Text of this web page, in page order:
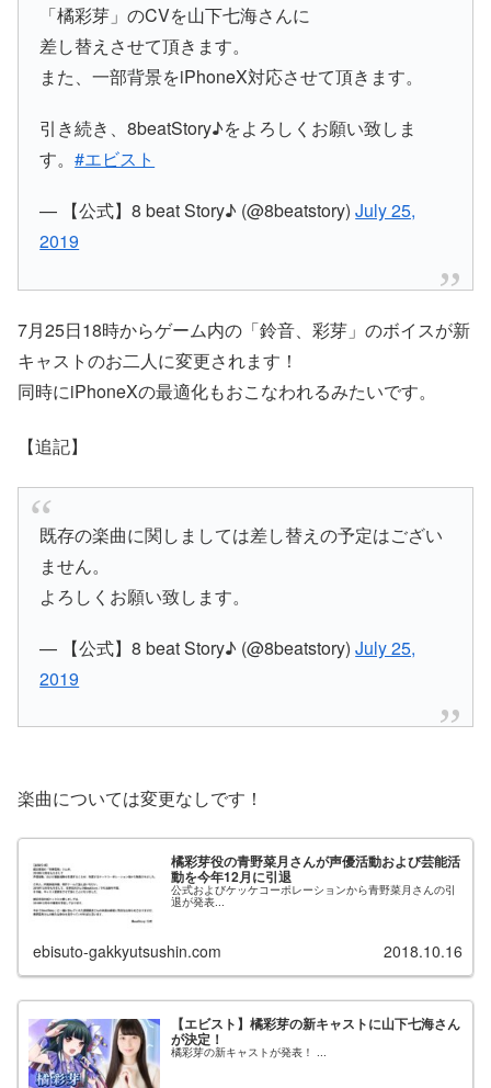
「橘彩芽」のCVを山下七海さんに
差し替えさせて頂きます。
また、一部背景をiPhoneX対応させて頂きます。
引き続き、8beatStory♪をよろしくお願い致しま
す。#エビスト
— 【公式】8 beat Story♪ (@8beatstory)July 25,
2019
7月25日18時からゲーム内の「鈴音、彩芽」のボイスが新
キャストのお二人に変更されます！
同時にiPhoneXの最適化もおこなわれるみたいです。
【追記】
既存の楽曲に関しましては差し替えの予定はござい
ません。
よろしくお願い致します。
— 【公式】8 beat Story♪ (@8beatstory)July 25,
2019
楽曲については変更なしです！
橘彩芽役の青野菜月さんが声優活動および芸能活
動を今年12月に引退
公式およびケッケコーポレーションから青野菜月さんの引
退が発表...
ebisuto-gakkyutsushin.com 2018.10.16
【エビスト】橘彩芽の新キャストに山下七海さん
が決定！
橘彩芽の新キャストが発表！ ...